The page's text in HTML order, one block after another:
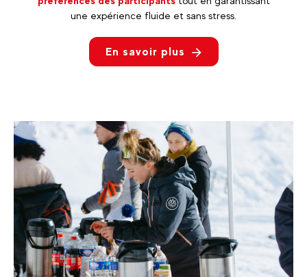
une expérience fluide et sans stress.
En savoir plus